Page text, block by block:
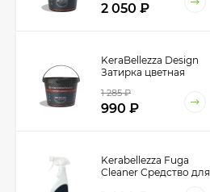
2 050
KeraBellezza Design
Затирка цветная
1 285
990
Kerabellezza Fuga
Cleaner Средство для